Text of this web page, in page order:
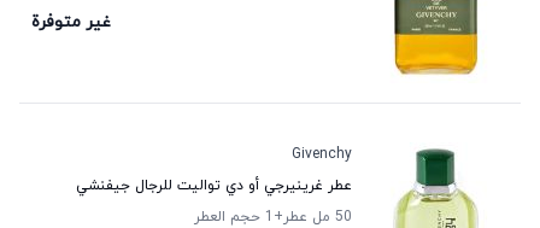
غير متوفرة
Givenchy
عطر غرينيرجي أو دي تواليت للرجال جيفنشي
50 مل عطر
+1 حجم العطر